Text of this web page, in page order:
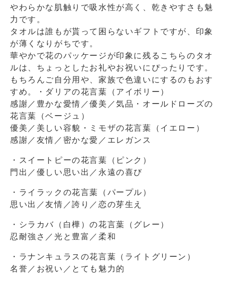
やわらかな肌触りで吸水性が高く、乾きやすさも魅
力です。
タオルは誰もが貰って困らないギフトですが、印象
が薄くなりがちです。
華やかで花のパッケージが印象に残るこちらのタオ
ルは、ちょっとしたお礼やお祝いにぴったりです。
もちろんご自分用や、家族で色違いにするのもおす
すめ。・ダリアの花言葉（アイボリー）
感謝／豊かな愛情／優美／気品・オールドローズの
花言葉（ベージュ）
優美／美しい容貌・ミモザの花言葉（イエロー）
感謝／友情／密かな愛／エレガンス
・スイートピーの花言葉（ピンク）
門出／優しい思い出／永遠の喜び
・ライラックの花言葉（パープル）
思い出／友情／誇り／恋の芽生え
・シラカバ（白樺）の花言葉（グレー）
忍耐強さ／光と豊富／柔和
・ラナンキュラスの花言葉（ライトグリーン）
名誉／お祝い／とても魅力的